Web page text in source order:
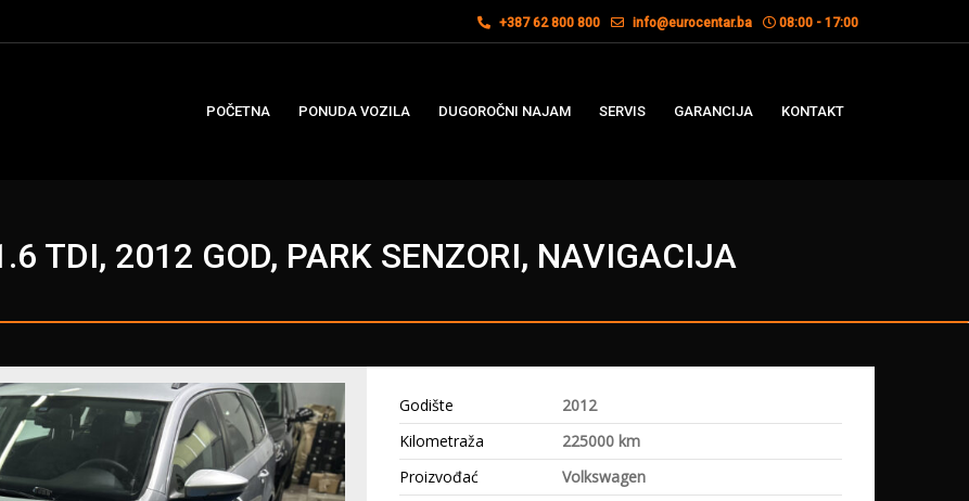
+387 62 800 800 info@eurocentar.ba 08:00 - 17:00
POČETNA PONUDA VOZILA DUGOROČNI NAJAM SERVIS GARANCIJA KONTAKT
TDI, 2012 GOD, PARK SENZORI, NAVIGACIJA
Godište
2012
Kilometraža
225000 km
Proizvođać
Volkswagen